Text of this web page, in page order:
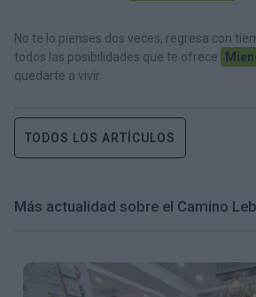
No te lo pienses dos veces, regresa con
todos las posibilidades que te ofrece
quedarte a vivir.
TODOS LOS ARTÍCULOS
Más actualidad sobre el Camino